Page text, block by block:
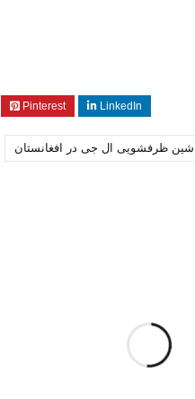
Pinterest LinkedIn
ظرفشویی ال جی در افغانستان